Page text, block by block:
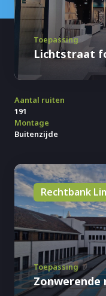
Toepassing
Lichtstraat
Aantal ruiten
191
Montage
Buitenzijde
Rechtbank
Toepassing
Zonwerende